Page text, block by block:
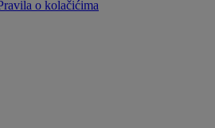
o kolačićima